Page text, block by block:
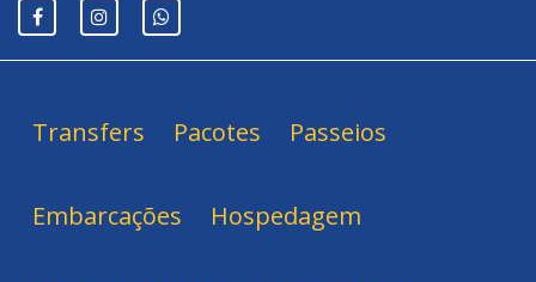
Transfers Pacotes Passeios
Embarcações Hospedagem